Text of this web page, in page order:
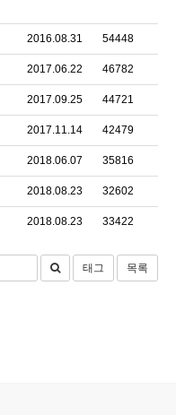
2016.08.31 54448
2017.06.22 46782
2017.09.25 44721
2017.11.14 42479
2018.06.07 35816
2018.08.23 32602
2018.08.23 33422
태그 목록